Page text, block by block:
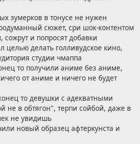
зумерков в тонусе не нужен
сюжет, сри шок-контентом
и попросят добавки
целью делать голливудское кино,
студии чмаппа
то получили аниме без аниме,
от аниме и ничего не будет
то девушки с адекватными
не в обтягон", терпи сойбой, даже в
не увидишь
новый образец афтеркунста и